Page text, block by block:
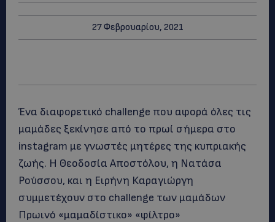
27 Φεβρουαρίου, 2021
Ένα διαφορετικό challenge που αφορά όλες τις
μαμάδες ξεκίνησε από το πρωί σήμερα στο
instagram με γνωστές μητέρες της κυπριακής
ζωής. Η Θεοδοσία Αποστόλου, η Νατάσα
Ρούσσου, και η Ειρήνη Καραγιώργη
συμμετέχουν στο challenge των μαμάδων
Πρωινό «μαμαδίστικο» «φίλτρο»